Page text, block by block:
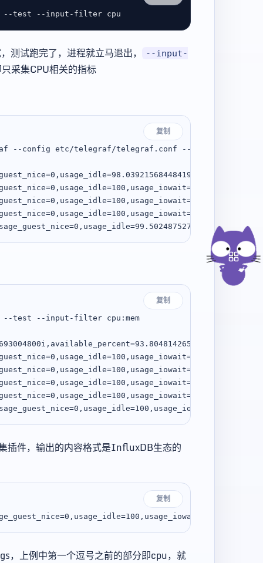
测试跑完了，进程就立马退出， --input-
采集CPU相关的指标
复制
--config etc/telegraf/telegraf.conf --test --input-
复制
test --input-filter cpu:mem
插件，输出的内容格式是InfluxDB生态的
复制
，上例中第一个逗号之前的部分即cpu，就